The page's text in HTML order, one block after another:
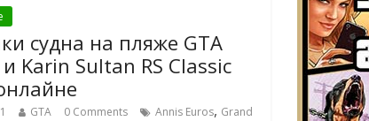
судна на пляже GTA
Karin Sultan RS Classic
GTA 0 Comments Annis Euros, Grand